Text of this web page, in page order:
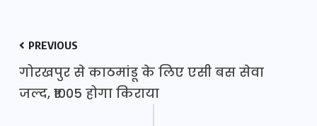
PREVIOUS
गोरखपुर से काठमांडू के लिए एसी बस सेवा
जल्द, ₹1005 होगा किराया